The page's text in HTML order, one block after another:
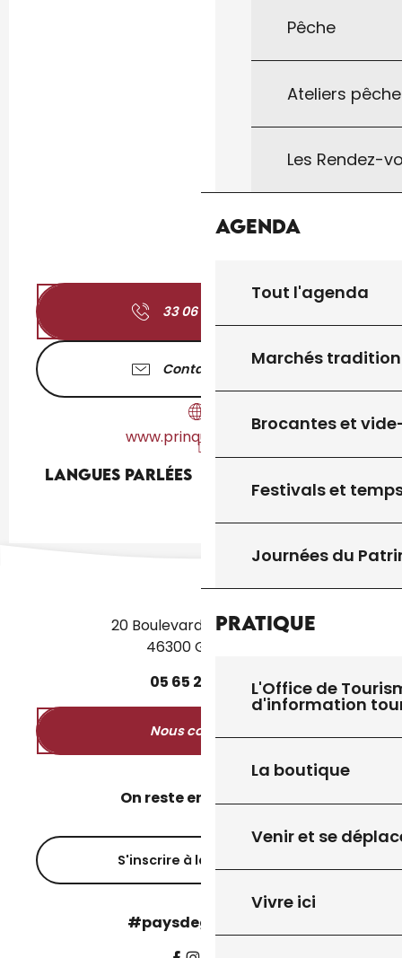
Pêche
Ateliers
Les Rendez-
Agenda
Tout l'agenda
Marchés
Brocantes et
Festivals et
Journées du
Pratique
L'Office de
d'information
La boutique
Venir et se
Vivre ici
33 06 31 20 23
Contactez-nous
www.prinquieres.com
Langues parlées
Langues parlées
20 Boulevard des Martyrs
46300 Gourdon
05 65 27 50
Nous contacter
On reste en contact ?
S'inscrire à la newsletter
#paysdegourdon !